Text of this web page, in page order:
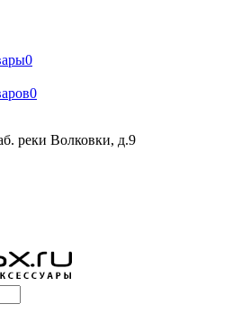
0
0
реки Волковки, д.9